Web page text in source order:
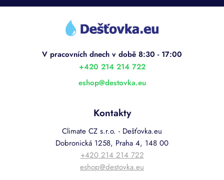
Z
eshop@destovka.eu
+420 214 214 722
Kontakty
Climate CZ s.r.o. - Dešťovka.eu
Dobronická 1258, Praha 4, 148 00
+420 214 214 722
eshop@destovka.eu